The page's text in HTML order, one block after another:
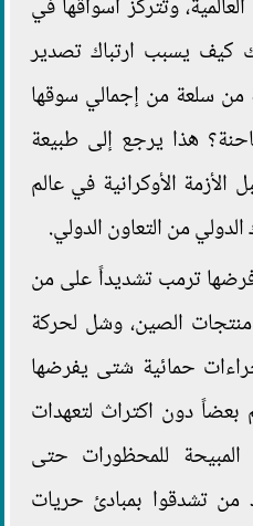
وتتركز أسواقها في
كيف يسبب ارتباك تصدير
في المائة من سلعة من إجمالي سوقها
هذا يرجع إلى طبيعة
الأزمة الأوكرانية في عالم
من التعاون الدولي.
فرضها ترمب تشديداً على من
الصين، وشل لحركة
حمائية شتى يفرضها
دون اكتراث لتعهدات
للمحظورات حتى
تشدقوا بمبادئ حريات